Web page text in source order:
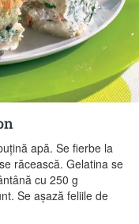
apă. Se fierbe la
răcească. Gelatina se
cu 250 g
Se aşază feliile de